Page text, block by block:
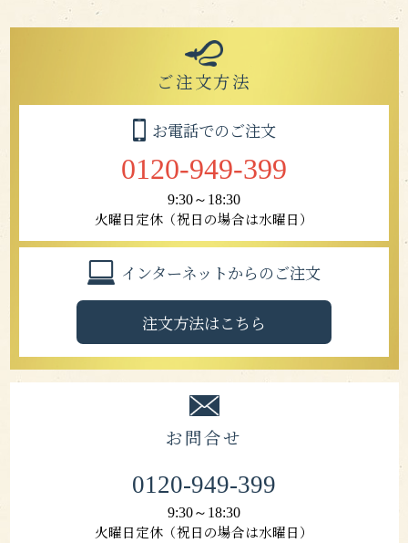
ご注文方法
お電話でのご注文
0120-949-399
9:30～18:30
火曜日定休（祝日の場合は水曜日）
インターネットからのご注文
注文方法はこちら
お問合せ
0120-949-399
9:30～18:30
火曜日定休（祝日の場合は水曜日）